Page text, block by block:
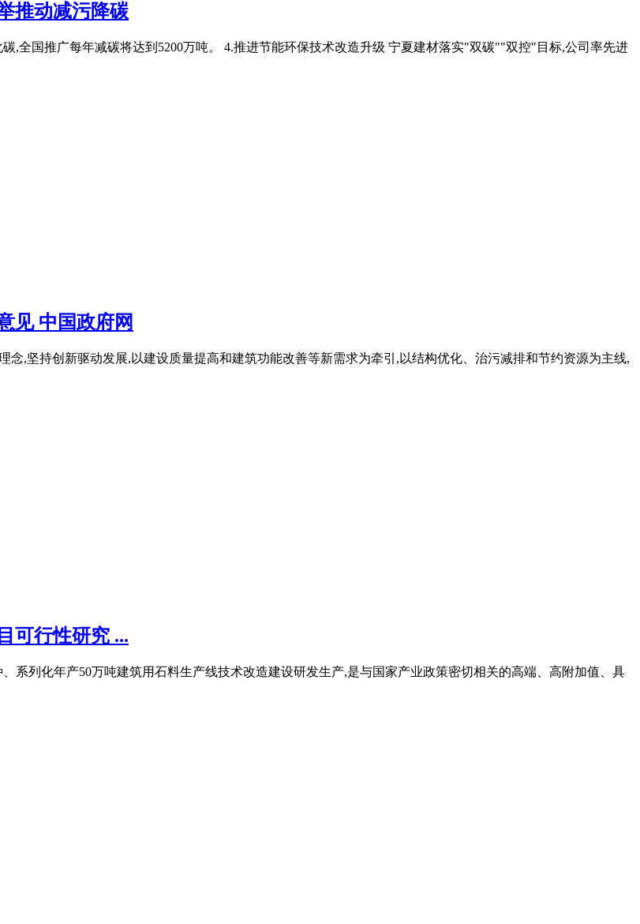
推动减污降碳
,全国推广每年减碳将达到5200万吨。 4.推进节能环保技术改造升级 宁夏建材落实"双碳""双控"目标,公司率先进
见 中国政府网
,坚持创新驱动发展,以建设质量提高和建筑功能改善等新需求为牵引,以结构优化、治污减排和节约资源为主线,
可行性研究 ...
系列化年产50万吨建筑用石料生产线技术改造建设研发生产,是与国家产业政策密切相关的高端、高附加值、具